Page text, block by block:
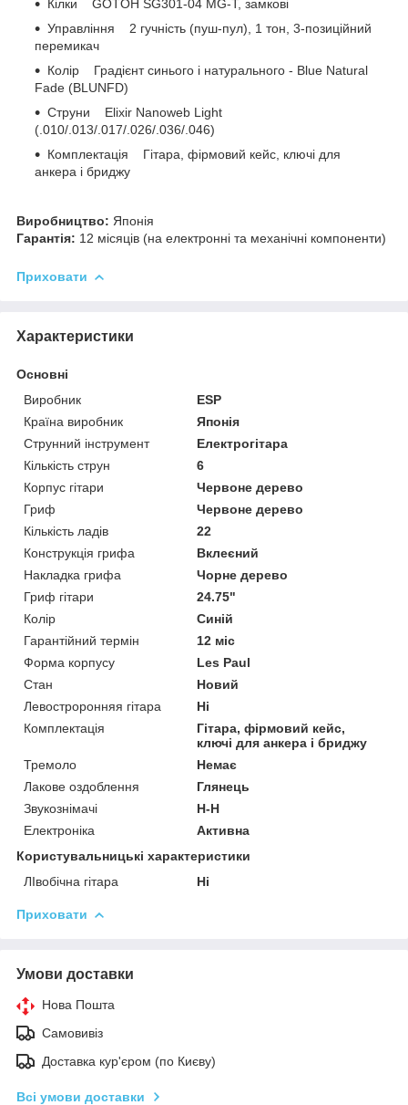
Кілки GOTOH SG301-04 MG-T, замкові
Управління 2 гучність (пуш-пул), 1 тон, 3-позиційний
перемикач
Колір Градієнт синього і натурального - Blue Natural
Fade (BLUNFD)
Струни Elixir Nanoweb Light
(.010/.013/.017/.026/.036/.046)
Комплектація Гітара, фірмовий кейс, ключі для
анкера і бриджу
Виробництво: Японія
Гарантія: 12 місяців (на електронні та механічні компоненти)
Приховати
Характеристики
Основні
Виробник
ESP
Країна виробник
Японія
Струнний інструмент
Електрогітара
Кількість струн
6
Корпус гітари
Червоне дерево
Гриф
Червоне дерево
Кількість ладів
22
Конструкція грифа
Вклеєний
Накладка грифа
Чорне дерево
Гриф гітари
24.75"
Колір
Синій
Гарантійний термін
12 міс
Форма корпусу
Les Paul
Стан
Новий
Левостроронняя гітара
Ні
Комплектація
Гітара, фірмовий кейс,
ключі для анкера і бриджу
Тремоло
Немає
Лакове оздоблення
Глянець
Звукознімачі
H-H
Електроніка
Активна
Користувальницькі характеристики
ЛІвобічна гітара
Ні
Приховати
Умови доставки
Нова Пошта
Самовивіз
Доставка кур'єром (по Києву)
Всі умови доставки